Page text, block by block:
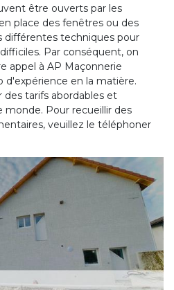
être ouverts par les
place des fenêtres ou des
différentes techniques pour
Par conséquent, on
appel à AP Maçonnerie
d'expérience en la matière.
des tarifs abordables et
monde. Pour recueillir des
veuillez le téléphoner